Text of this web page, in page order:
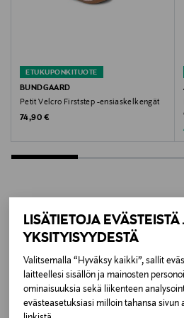
LISÄTIETOJA EVÄSTEISTÄ
YKSITYISYYDESTÄ
Valitsemalla “Hyväksy kaikki”, sallit
laitteellesi sisällön ja mainosten
ominaisuuksia sekä liikenteen
evästeasetuksiasi milloin tahansa sivun
Valmistaja
Bonvita Footwear Company ApS
Digitaalinen osoite
shop@bundgaard.dk
Avainsanat
bundgaard, ensiaskelkengät,
ETUKUPONKITUOTE
BUNDGAARD
Petit Velcro Firststep -ensiaskelkengät
Original Price
74,90 €
LISÄÄ
TUOTTEITA